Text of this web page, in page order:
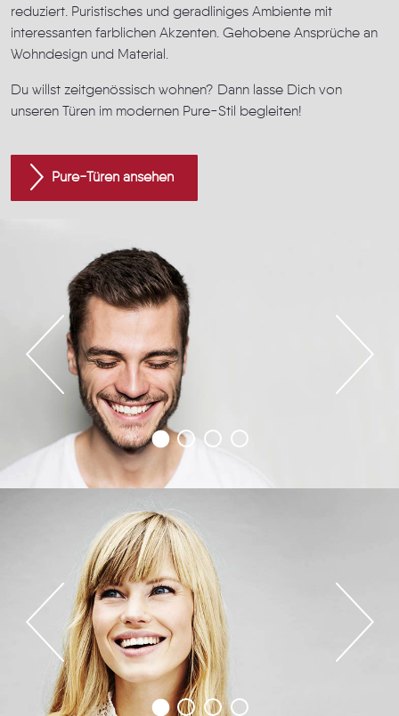
reduziert. Puristisches und geradliniges Ambiente mit
interessanten farblichen Akzenten. Gehobene Ansprüche an
Wohndesign und Material.
Du willst zeitgenössisch wohnen? Dann lasse Dich von
unseren Türen im modernen Pure-Stil begleiten!
Pure-Türen ansehen